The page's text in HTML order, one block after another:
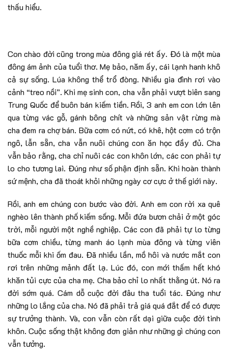
thấu hiểu.
Con chào đời cũng trong mùa đông giá rét ấy. Đó là một mùa
đông ám ảnh của tuổi thơ. Mẹ bảo, năm ấy, cái lạnh hanh khô
cả sự sống. Lúa không thể trổ đòng. Nhiều gia đình rơi vào
cảnh “treo nồi”. Khi mẹ sinh con, cha vẫn phải vượt biên sang
Trung Quốc để buôn bán kiếm tiền. Rồi, 3 anh em con lớn lên
qua từng vác gỗ, gánh bông chít và những sản vật rừng mà
cha đem ra chợ bán. Bữa cơm có nứt, có khê, hột cơm có trộn
ngô, lẫn sẵn, cha vẫn nuôi chúng con ăn học đầy đủ. Cha
vẫn bảo rằng, cha chỉ nuôi các con khôn lớn, các con phải tự
lo cho tương lai. Đúng như số phận định sẵn. Khi hoàn thành
sứ mệnh, cha đã thoát khỏi những ngày cơ cực ở thế giới này.
Rồi, anh em chúng con bước vào đời. Anh em con rời xa quê
nghèo lên thành phố kiếm sống. Mỗi đứa bươn chải ở một góc
trời, mỗi người một nghề nghiệp. Các con đã phải tự lo từng
bữa cơm chiều, từng manh áo lạnh mùa đông và từng viên
thuốc mỗi khi ốm đau. Đã nhiều lần, mồ hôi và nước mắt con
rơi trên những mảnh đất lạ. Lúc đó, con mới thấm hết khó
khăn tủi cực của cha mẹ. Cha bảo chỉ lo nhất thằng út. Nó ra
đời sớm quá. Cám dỗ cuộc đời đâu tha tuổi tác. Đúng như
những lo lắng của cha. Nó đã phải trả giá quá đắt để có được
sự trưởng thành. Và, con vẫn còn rất dại giữa cuộc đời tinh
khôn. Cuộc sống thật không đơn giản như những gì chúng con
vẫn tưởng.